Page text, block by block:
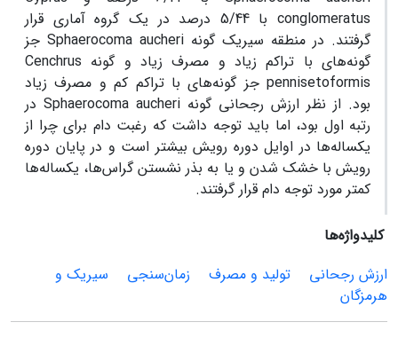
conglomeratus با 5/44 درصد در یک گروه آماری قرار
گرفتند. در منطقه سیریک گونه Sphaerocoma aucheri جز
گونه‌های با تراکم زیاد و مصرف زیاد و گونه Cenchrus
pennisetoformis جز گونه‌های با تراکم کم و مصرف زیاد
بود. از نظر ارزش رجحانی گونه Sphaerocoma aucheri در
رتبه اول بود، اما باید توجه داشت که رغبت دام برای چرا از
یکساله‌ها در اوایل دوره رویش بیشتر است و در پایان دوره
رویش با خشک شدن و یا به بذر نشستن گراس‌ها، یکساله‌ها
کمتر مورد توجه دام قرار گرفتند.
کلیدواژه‌ها
ارزش رجحانی
تولید و مصرف زمان‌سنجی
سیریک و
هرمزگان